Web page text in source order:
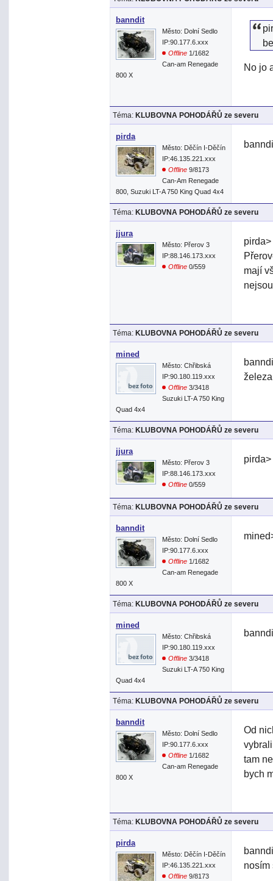
banndit
Město: Dolní Sedlo
IP:90.177.6.xxx
Offline 1/1682
Can-am Renegade
800 X
No jo
Téma: KLUBOVNA POHODÁŘŮ ze severu
pirda
Město: Děčín I-Děčín
IP:46.135.221.xxx
Offline 9/8173
Can-Am Renegade
800, Suzuki LT-A 750 King Quad 4x4
Téma: KLUBOVNA POHODÁŘŮ ze severu
jjura
Město: Přerov 3
IP:88.146.173.xxx
Offline 0/559
mají
Téma: KLUBOVNA POHODÁŘŮ ze severu
mined
Město: Chřibská
IP:90.180.119.xxx
Offline 3/3418
Suzuki LT-A 750 King
Quad 4x4
Téma: KLUBOVNA POHODÁŘŮ ze severu
jjura
Město: Přerov 3
IP:88.146.173.xxx
Offline 0/559
Téma: KLUBOVNA POHODÁŘŮ ze severu
banndit
Město: Dolní Sedlo
IP:90.177.6.xxx
Offline 1/1682
Can-am Renegade
800 X
Téma: KLUBOVNA POHODÁŘŮ ze severu
mined
Město: Chřibská
IP:90.180.119.xxx
Offline 3/3418
Suzuki LT-A 750 King
Quad 4x4
Téma: KLUBOVNA POHODÁŘŮ ze severu
banndit
Město: Dolní Sedlo
IP:90.177.6.xxx
Offline 1/1682
Can-am Renegade
800 X
Od
tam
bych
Téma: KLUBOVNA POHODÁŘŮ ze severu
pirda
Město: Děčín I-Děčín
IP:46.135.221.xxx
Offline 9/8173